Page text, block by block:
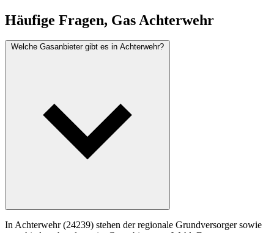
Häufige Fragen, Gas Achterwehr
Welche Gasanbieter gibt es in Achterwehr?
In Achterwehr (24239) stehen der regionale Grundversorger sowie